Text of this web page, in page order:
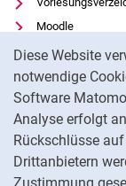
Diese Website
notwendige
Software
Analyse erfolgt
Rückschlüsse
Drittanbietern
Moodle
Panopto
Datenschutz
Barrierefreiheit
Transparenter